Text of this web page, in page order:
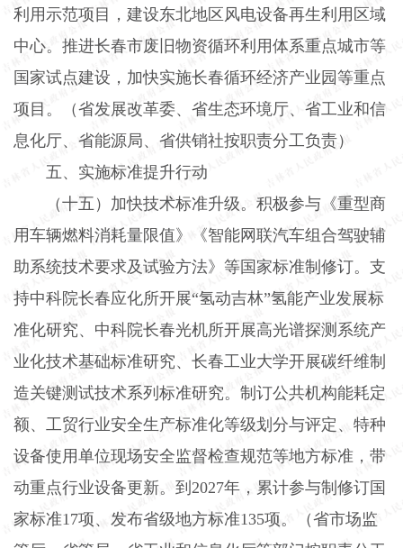
利用示范项目，建设东北地区风电设备再生利用区域
中心。推进长春市废旧物资循环利用体系重点城市等
国家试点建设，加快实施长春循环经济产业园等重点
项目。（省发展改革委、省生态环境厅、省工业和信
息化厅、省能源局、省供销社按职责分工负责）
五、实施标准提升行动
（十五）加快技术标准升级。 积极参与《重型商
用车辆燃料消耗量限值》《智能网联汽车组合驾驶辅
助系统技术要求及试验方法》等国家标准制修订。支
持中科院长春应化所开展“氢动吉林”氢能产业发展标
准化研究、中科院长春光机所开展高光谱探测系统产
业化技术基础标准研究、长春工业大学开展碳纤维制
造关键测试技术系列标准研究。制订公共机构能耗定
额、工贸行业安全生产标准化等级划分与评定、特种
设备使用单位现场安全监督检查规范等地方标准，带
动重点行业设备更新。到 2027年，累计参与制修订国
家标准17项、发布省级地方标准135项。（省市场监